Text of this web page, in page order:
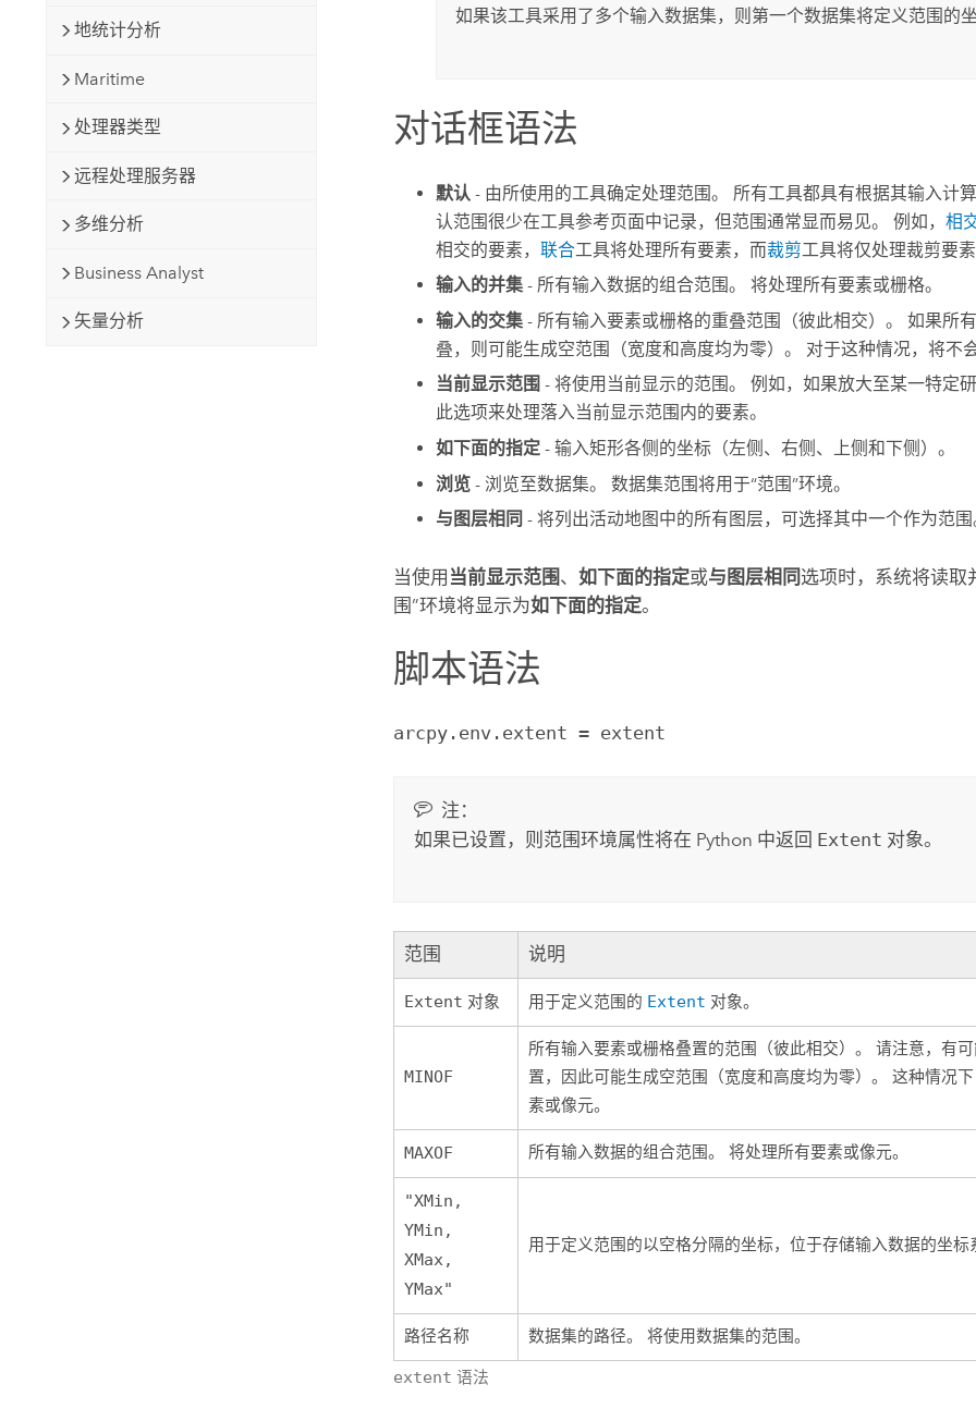
地统计分析
Maritime
处理器类型
远程处理服务器
多维分析
Business Analyst
矢量分析
如果该工具采用了多个输入数据集，则第一个数据集将定义范围的
对话框语法
默认 - 由所使用的工具确定处理范围。 所有工具都具有根据其输入计
认范围很少在工具参考页面中记录，但范围通常显而易见。 例如， 相
相交的要素， 联合工具将处理所有要素，而裁剪工具将仅处理裁剪要
输入的并集- 所有输入数据的组合范围。 将处理所有要素或栅格。
输入的交集- 所有输入要素或栅格的重叠范围（彼此相交）。 如果所
叠，则可能生成空范围（宽度和高度均为零）。 对于这种情况，将不
当前显示范围 - 将使用当前显示的范围。 例如，如果放大至某一特定
此选项来处理落入当前显示范围内的要素。
如下面的指定- 输入矩形各侧的坐标（左侧、右侧、上侧和下侧）。
浏览- 浏览至数据集。 数据集范围将用于“范围”环境。
与图层相同 - 将列出活动地图中的所有图层，可选择其中一个作为范
当使用 当前显示范围、如下面的指定或与图层相同选项时，系统将读取
围”环境将显示为如下面的指定。
脚本语法
arcpy.env.extent = extent
注：
如果已设置，则范围环境属性将在 Python 中返回 Extent 对象。
范围 说明
Extent 对象 用于定义范围的 Extent 对象。
MINOF
所有输入要素或栅格叠置的范围（彼此相交）。 请注意，有
置，因此可能生成空范围（宽度和高度均为零）。 这种情况
素或像元。
MAXOF 所有输入数据的组合范围。 将处理所有要素或像元。
"XMin,
YMin,
XMax,
YMax"
用于定义范围的以空格分隔的坐标，位于存储输入数据的坐标
路径名称 数据集的路径。 将使用数据集的范围。
extent 语法